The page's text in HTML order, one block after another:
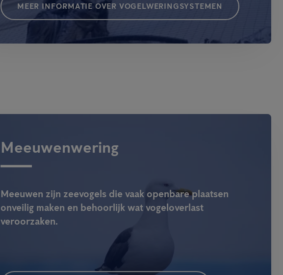
MEER INFORMATIE OVER VOGELWERINGSYSTEMEN
Meeuwenwering
Meeuwen zijn zeevogels die vaak openbare plaatsen
onveilig maken en behoorlijk wat vogeloverlast
veroorzaken.